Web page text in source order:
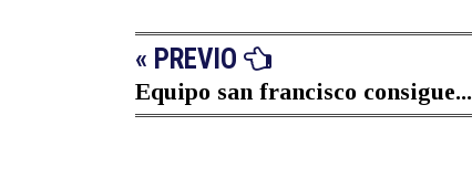
« PREVIO
Equipo san francisco consigue...